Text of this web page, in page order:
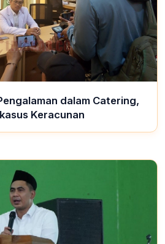
dalam Catering,
Keracunan